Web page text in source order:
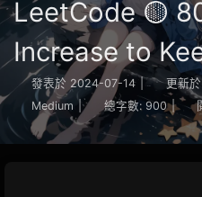
LeetCode 🟡
Increase to
發表於 2024-07-14 更新於
Medium
總字數: 900 |